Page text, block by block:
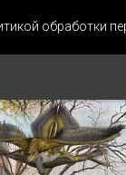
обработки